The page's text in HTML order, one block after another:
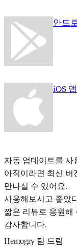
안드
iOS
자동 업데이트를 사
아직이라면 최신 버
만나실 수 있어요.
사용해보시고 좋았
짧은 리뷰로 응원해
감사합니다.
Hemogry 팀 드림